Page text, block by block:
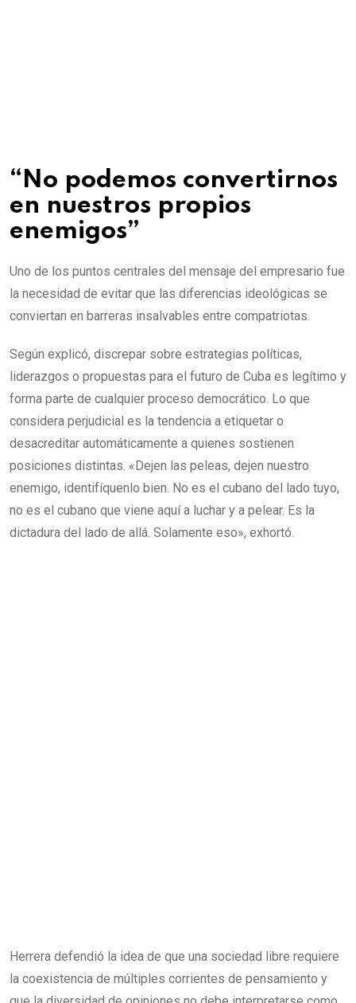
“No podemos convertirnos
en nuestros propios
enemigos”
Uno de los puntos centrales del mensaje del empresario fue
la necesidad de evitar que las diferencias ideológicas se
conviertan en barreras insalvables entre compatriotas.
Según explicó, discrepar sobre estrategias políticas,
liderazgos o propuestas para el futuro de Cuba es legítimo y
forma parte de cualquier proceso democrático. Lo que
considera perjudicial es la tendencia a etiquetar o
desacreditar automáticamente a quienes sostienen
posiciones distintas. «Dejen las peleas, dejen nuestro
enemigo, identifíquenlo bien. No es el cubano del lado tuyo,
no es el cubano que viene aquí a luchar y a pelear. Es la
dictadura del lado de allá. Solamente eso», exhortó.
Herrera defendió la idea de que una sociedad libre requiere
la coexistencia de múltiples corrientes de pensamiento y